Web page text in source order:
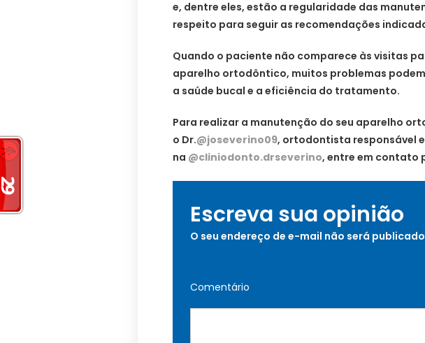
e, dentre eles, estão a regularidade das
respeito para seguir as recomendações
Quando o paciente não comparece às visitas
aparelho ortodôntico, muitos problemas
a saúde bucal e a eficiência do tratamento.
Para realizar a manutenção do seu aparelho
o Dr.@joseverino09, ortodontista responsável
na @cliniodonto.drseverino, entre em contato
Escreva sua opinião
O seu endereço de e-mail não será
Comentário